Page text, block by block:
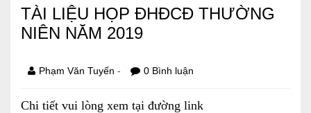
Tin tức cổ đông
Đại hội cổ đông
TÀI LIỆU HỌP ĐHĐCĐ THƯỜNG
NIÊN NĂM 2019
Phạm Văn Tuyến - 0 Bình luận
Chi tiết vui lòng xem tại đường link